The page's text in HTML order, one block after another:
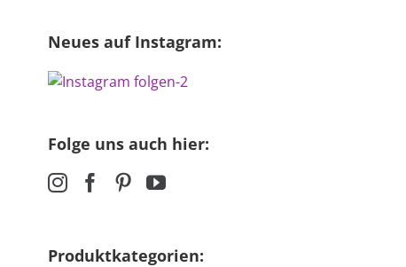
Neues auf Instagram:
Folge uns auch hier:
Produktkategorien: